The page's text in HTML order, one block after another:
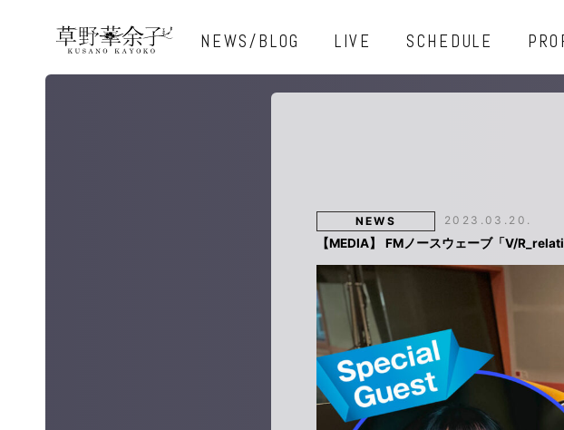
NEWS/BLOG LIVE SCHEDULE
NEWS 2023.03.20.
【MEDIA】 FMノースウェーブ「V/